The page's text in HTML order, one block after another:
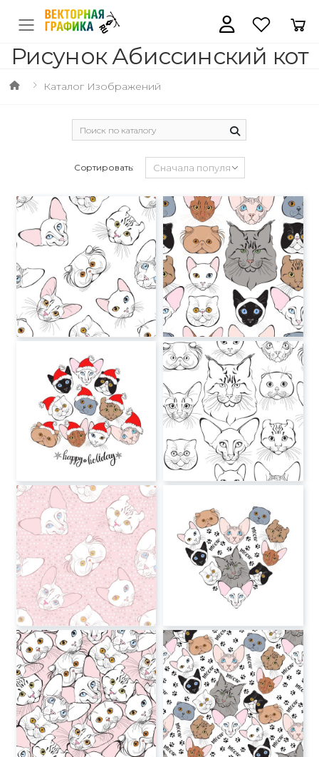
Рисунок Абиссинский кот
Каталог Изображений
Сортировать: